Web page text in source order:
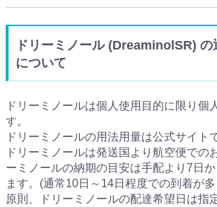
ドリーミノール (DreaminolSR) の
について
ドリーミノールは個人使用目的に限り個
す。
ドリーミノールの用法用量は公式サイト
ドリーミノールは発送国より航空便での
ーミノールの納期の目安は手配より7日
ます。(通常10日～14日程度での到着が
原則、ドリーミノールの配達希望日は指